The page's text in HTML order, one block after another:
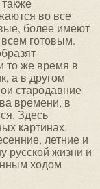
во все
более имеют
готовым.
то же время в
а в другом
стародавние
времени, в
Здесь
картинах.
летние и
русской жизни и
ходом